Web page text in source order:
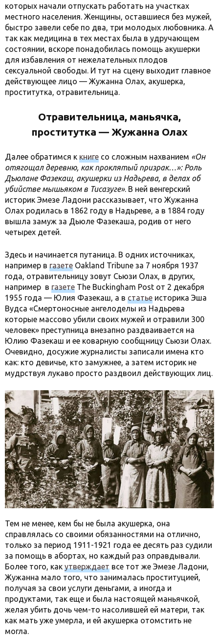
которых начали отпускать работать на участках
местного населения. Женщины, оставшиеся без мужей,
быстро завели себе по два, три молодых любовника. А
так как медицина в тех местах была в удручающем
состоянии, вскоре понадобилась помощь акушерки
для избавления от нежелательных плодов
сексуальной свободы. И тут на сцену выходит главное
действующее лицо — Жужанна Олах, акушерка,
проститутка, отравительница.
Отравительница, маньячка,
проститутка — Жужанна Олах
Далее обратимся к книге со сложным нахванием «Он
отягощал деревню, как проклятый призрак…»: Роль
Дъюлане Фазекаш, акушерки из Надьрева, в делах об
убийстве мышьяком в Тисазуге». В ней венгерский
историк Эмезе Ладони рассказывает, что Жужанна
Олах родилась в 1862 году в Надьреве, а в 1884 году
вышла замуж за Дьюле Фазекаша, родив от него
четырех детей.
Здесь и начинается путаница. В одних источниках,
например в газете Oakland Tribune за 7 ноября 1937
года, отравительницу зовут Сьюзи Олах, в других,
например в газете The Buckingham Post от 2 декабря
1955 года — Юлия Фазекаш, а в статье историка Эша
Вудса «Смертоносные ангелоделы из Надьрева
которые массово убили своих мужей и отравили 300
человек» преступница внезапно раздваивается на
Юлию Фазекаш и ее коварную сообщницу Сьюзи Олах.
Очевидно, досужие журналисты записали имена кто
как: кто девичье, кто замужнее, а затем историк не
мудрствуя лукаво просто раздвоил действующих лиц.
Тем не менее, кем бы не была акушерка, она
справлялась со своими обязанностями на отлично,
только за период 1911-1921 года ее десять раз судили
за помощь в абортах, но каждый раз оправдывали.
Более того, как утверждает все тот же Эмезе Ладони,
Жужанна мало того, что занималась проституцией,
получая за свои услуги деньгами, а иногда и
продуктами, так еще и была настоящей маньячкой,
желая убить дочь чем-то насолившей ей матери, так
как мать уже умерла, и ей акушерка отомстить не
могла.